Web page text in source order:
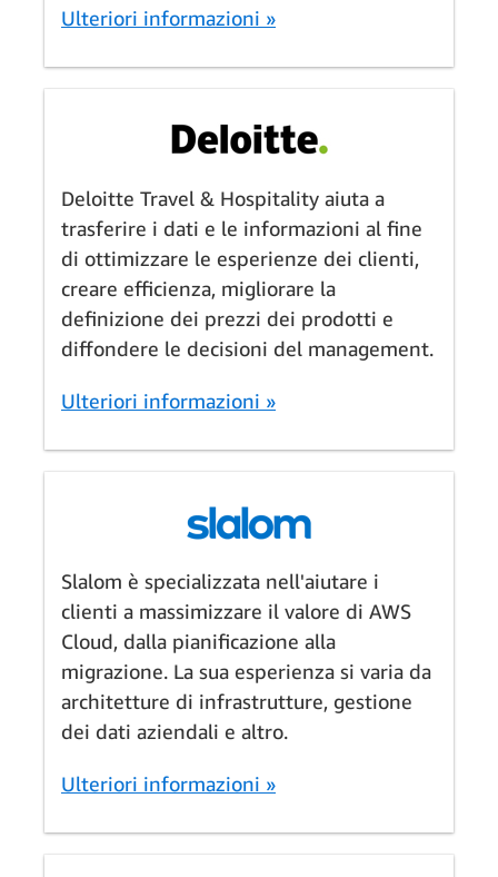
Ulteriori informazioni »
Deloitte Travel & Hospitality aiuta a
trasferire i dati e le informazioni al fine
di ottimizzare le esperienze dei clienti,
creare efficienza, migliorare la
definizione dei prezzi dei prodotti e
diffondere le decisioni del management.
Ulteriori informazioni »
Slalom è specializzata nell'aiutare i
clienti a massimizzare il valore di AWS
Cloud, dalla pianificazione alla
migrazione. La sua esperienza si varia da
architetture di infrastrutture, gestione
dei dati aziendali e altro.
Ulteriori informazioni »